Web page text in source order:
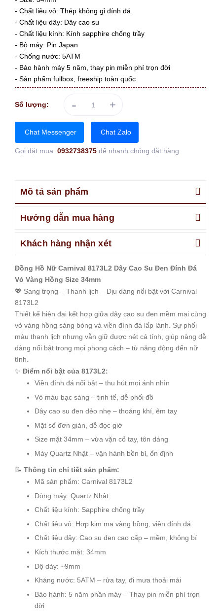
- Chất liệu vỏ: Thép không gỉ đính đá
- Chất liệu dây: Dây cao su
- Chất liệu kính: Kính sapphire chống trầy
- Bộ máy: Pin Japan
- Chống nước: 5ATM
- Bảo hành máy 5 năm, thay pin miễn phí trọn đời
- Sản phẩm fullbox, freeship toàn quốc
Số lượng: - +
Chat Messenger Chat Zalo
Gọi đặt mua: 0932738375 để nhanh chóng đặt hàng
Mô tả sản phẩm
Hướng dẫn mua hàng
Khách hàng nhận xét
Đồng Hồ Nữ Carnival 8173L2 Dây Cao Su Đen Đính Đá
Vỏ Vàng Hồng Size 34mm
💖 Sang trọng – Thanh lịch – Dịu dàng nổi bật với Carnival
8173L2
Thiết kế hiện đại kết hợp giữa dây cao su đen mềm mại cùng
vỏ vàng hồng sáng bóng và viền đính đá lấp lánh. Sự phối
màu thanh lịch nhưng vẫn giữ được nét cá tính, giúp nàng dễ
dàng nổi bật trong mọi phong cách – từ năng động đến nữ
tính.
✨ Điểm nổi bật của 8173L2:
Viền đính đá nổi bật – thu hút mọi ánh nhìn
Vỏ màu bạc sáng – tinh tế, dễ phối đồ
Dây cao su đen dẻo nhẹ – thoáng khí, êm tay
Mặt số đơn giản, dễ đọc giờ
Size mặt 34mm – vừa vặn cổ tay, tôn dáng
Máy Quartz Nhật – vận hành bền bỉ, ổn định
📝 Thông tin chi tiết sản phẩm:
Mã sản phẩm: Carnival 8173L2
Dòng máy: Quartz Nhật
Chất liệu kính: Sapphire chống trầy
Chất liệu vỏ: Hợp kim mạ vàng hồng, viền đính đá
Chất liệu dây: Cao su đen cao cấp – mềm, không bí
Kích thước mặt: 34mm
Độ dày: ~9mm
Kháng nước: 5ATM – rửa tay, đi mưa thoải mái
Bảo hành: 5 năm phần máy – Thay pin miễn phí trọn
đời